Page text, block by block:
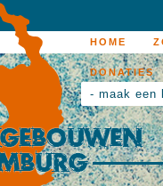
HOME
DONATIES
- maak een